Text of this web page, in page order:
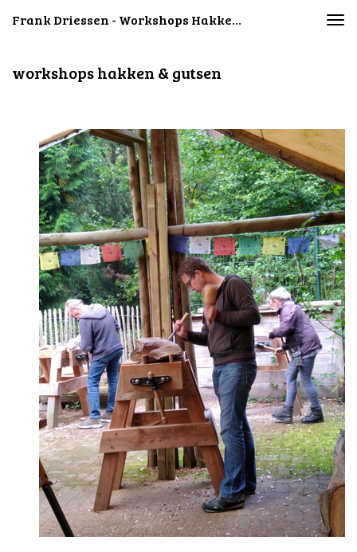
Frank Driessen - Workshops Hakken & Gutsen
workshops hakken & gutsen